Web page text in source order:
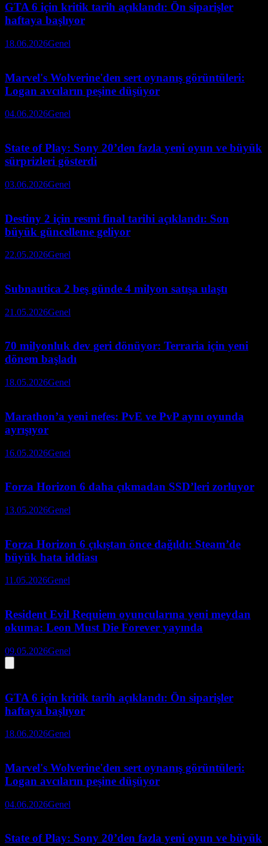
GTA 6 için kritik tarih açıklandı: Ön siparişler
haftaya başlıyor
18.06.2026Genel
Marvel's Wolverine'den sert oynanış görüntüleri:
Logan avcıların peşine düşüyor
04.06.2026Genel
State of Play: Sony 20’den fazla yeni oyun ve büyük
sürprizleri gösterdi
03.06.2026Genel
Destiny 2 için resmi final tarihi açıklandı: Son
büyük güncelleme geliyor
22.05.2026Genel
Subnautica 2 beş günde 4 milyon satışa ulaştı
21.05.2026Genel
70 milyonluk dev geri dönüyor: Terraria için yeni
dönem başladı
18.05.2026Genel
Marathon’a yeni nefes: PvE ve PvP aynı oyunda
ayrışıyor
16.05.2026Genel
Forza Horizon 6 daha çıkmadan SSD’leri zorluyor
13.05.2026Genel
Forza Horizon 6 çıkıştan önce dağıldı: Steam’de
büyük hata iddiası
11.05.2026Genel
Resident Evil Requiem oyuncularına yeni meydan
okuma: Leon Must Die Forever yayında
09.05.2026Genel
GTA 6 için kritik tarih açıklandı: Ön siparişler
haftaya başlıyor
18.06.2026Genel
Marvel's Wolverine'den sert oynanış görüntüleri:
Logan avcıların peşine düşüyor
04.06.2026Genel
State of Play: Sony 20’den fazla yeni oyun ve büyük